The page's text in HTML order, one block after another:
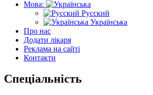
Мова:
Русский
Українська
Про нас
Додати лікаря
Реклама на сайті
Контакти
Спеціальність